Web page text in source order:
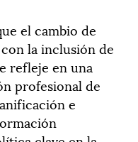
el cambio de
la inclusión de
refleje en una
profesional de
e